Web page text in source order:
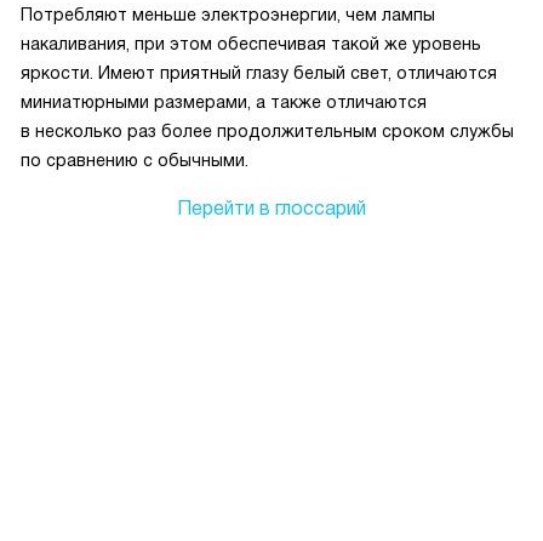
Потребляют меньше электроэнергии, чем лампы
накаливания, при этом обеспечивая такой же уровень
яркости. Имеют приятный глазу белый свет, отличаются
миниатюрными размерами, а также отличаются
в несколько раз более продолжительным сроком службы
по сравнению с обычными.
Перейти в глоссарий